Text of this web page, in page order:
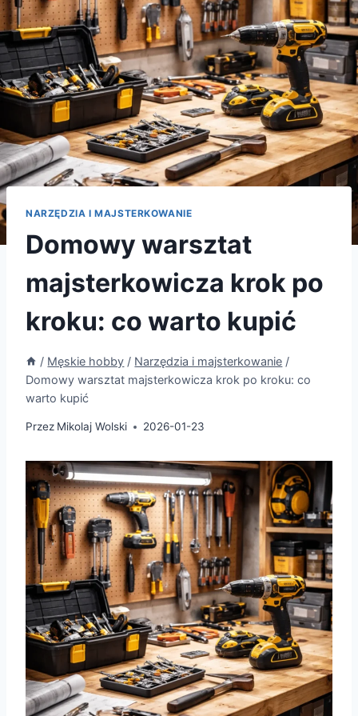
NARZĘDZIA I MAJSTERKOWANIE
Domowy warsztat
majsterkowicza krok po
kroku: co warto kupić
/ Męskie hobby / Narzędzia i majsterkowanie /
Domowy warsztat majsterkowicza krok po kroku: co
warto kupić
Przez Mikolaj Wolski 2026-01-23